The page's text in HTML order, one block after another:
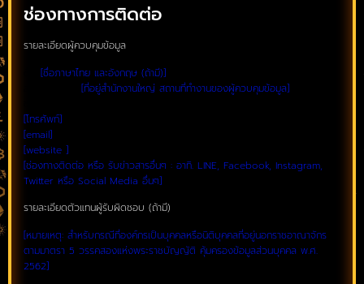
ช่องทางการติดต่อ
รายละเอียดผู้ควบคุมข้อมูล
[ชื่อภาษาไทย และอังกฤษ (ถ้ามี)]
[ที่อยู่สำนักงานใหญ่ สถานที่ทำงานของผู้ควบคุมข้อมูล]
[โทรศัพท์]
[email]
[website ]
[ช่องทางติดต่อ หรือ รับข่าวสารอื่นๆ : อาทิ. LINE, Facebook, Instagram,
Twitter หรือ Social Media อื่นๆ]
รายละเอียดตัวแทนผู้รับผิดชอบ (ถ้ามี)
[หมายเหตุ: สำหรับกรณีที่องค์กรเป็นบุคคลหรือนิติบุคคลที่อยู่นอกราชอาณาจักร
ตามมาตรา 5 วรรคสองแห่งพระราชบัญญัติ คุ้มครองข้อมูลส่วนบุคคล พ.ศ.
2562]